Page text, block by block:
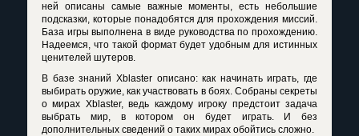
ней описаны самые важные моменты, есть небольшие
подсказки, которые понадобятся для прохождения миссий.
База игры выполнена в виде руководства по прохождению.
Надеемся, что такой формат будет удобным для истинных
ценителей шутеров.
В базе знаний Xblaster описано: как начинать играть, где
выбирать оружие, как участвовать в боях. Собраны секреты
о мирах Xblaster, ведь каждому игроку предстоит задача
выбрать мир, в котором он будет играть. И без
дополнительных сведений о таких мирах обойтись сложно.